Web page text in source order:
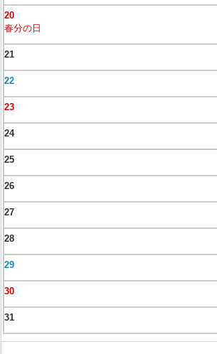
20
春分の日
21
22
23
24
25
26
27
28
29
30
31